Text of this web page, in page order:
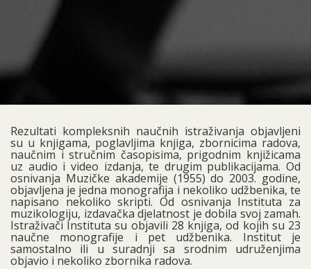
Rezultati kompleksnih naučnih istraživanja objavljeni
su u knjigama, poglavljima knjiga, zbornicima radova,
naučnim i stručnim časopisima, prigodnim knjižicama
uz audio i video izdanja, te drugim publikacijama. Od
osnivanja Muzičke akademije (1955) do 2003. godine,
objavljena je jedna monografija i nekoliko udžbenika, te
napisano nekoliko skripti. Od osnivanja Instituta za
muzikologiju, izdavačka djelatnost je dobila svoj zamah.
Istraživači Instituta su objavili 28 knjiga, od kojih su 23
naučne monografije i pet udžbenika. Institut je
samostalno ili u suradnji sa srodnim udruženjima
objavio i nekoliko zbornika radova.